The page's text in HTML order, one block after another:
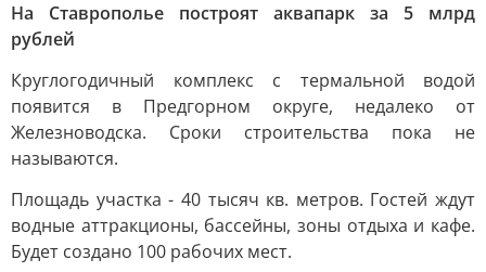
На Ставрополье построят аквапарк за 5 млрд
рублей
Круглогодичный комплекс с термальной водой
появится в Предгорном округе, недалеко от
Железноводска. Сроки строительства пока не
называются.
Площадь участка - 40 тысяч кв. метров. Гостей ждут
водные аттракционы, бассейны, зоны отдыха и кафе.
Будет создано 100 рабочих мест.